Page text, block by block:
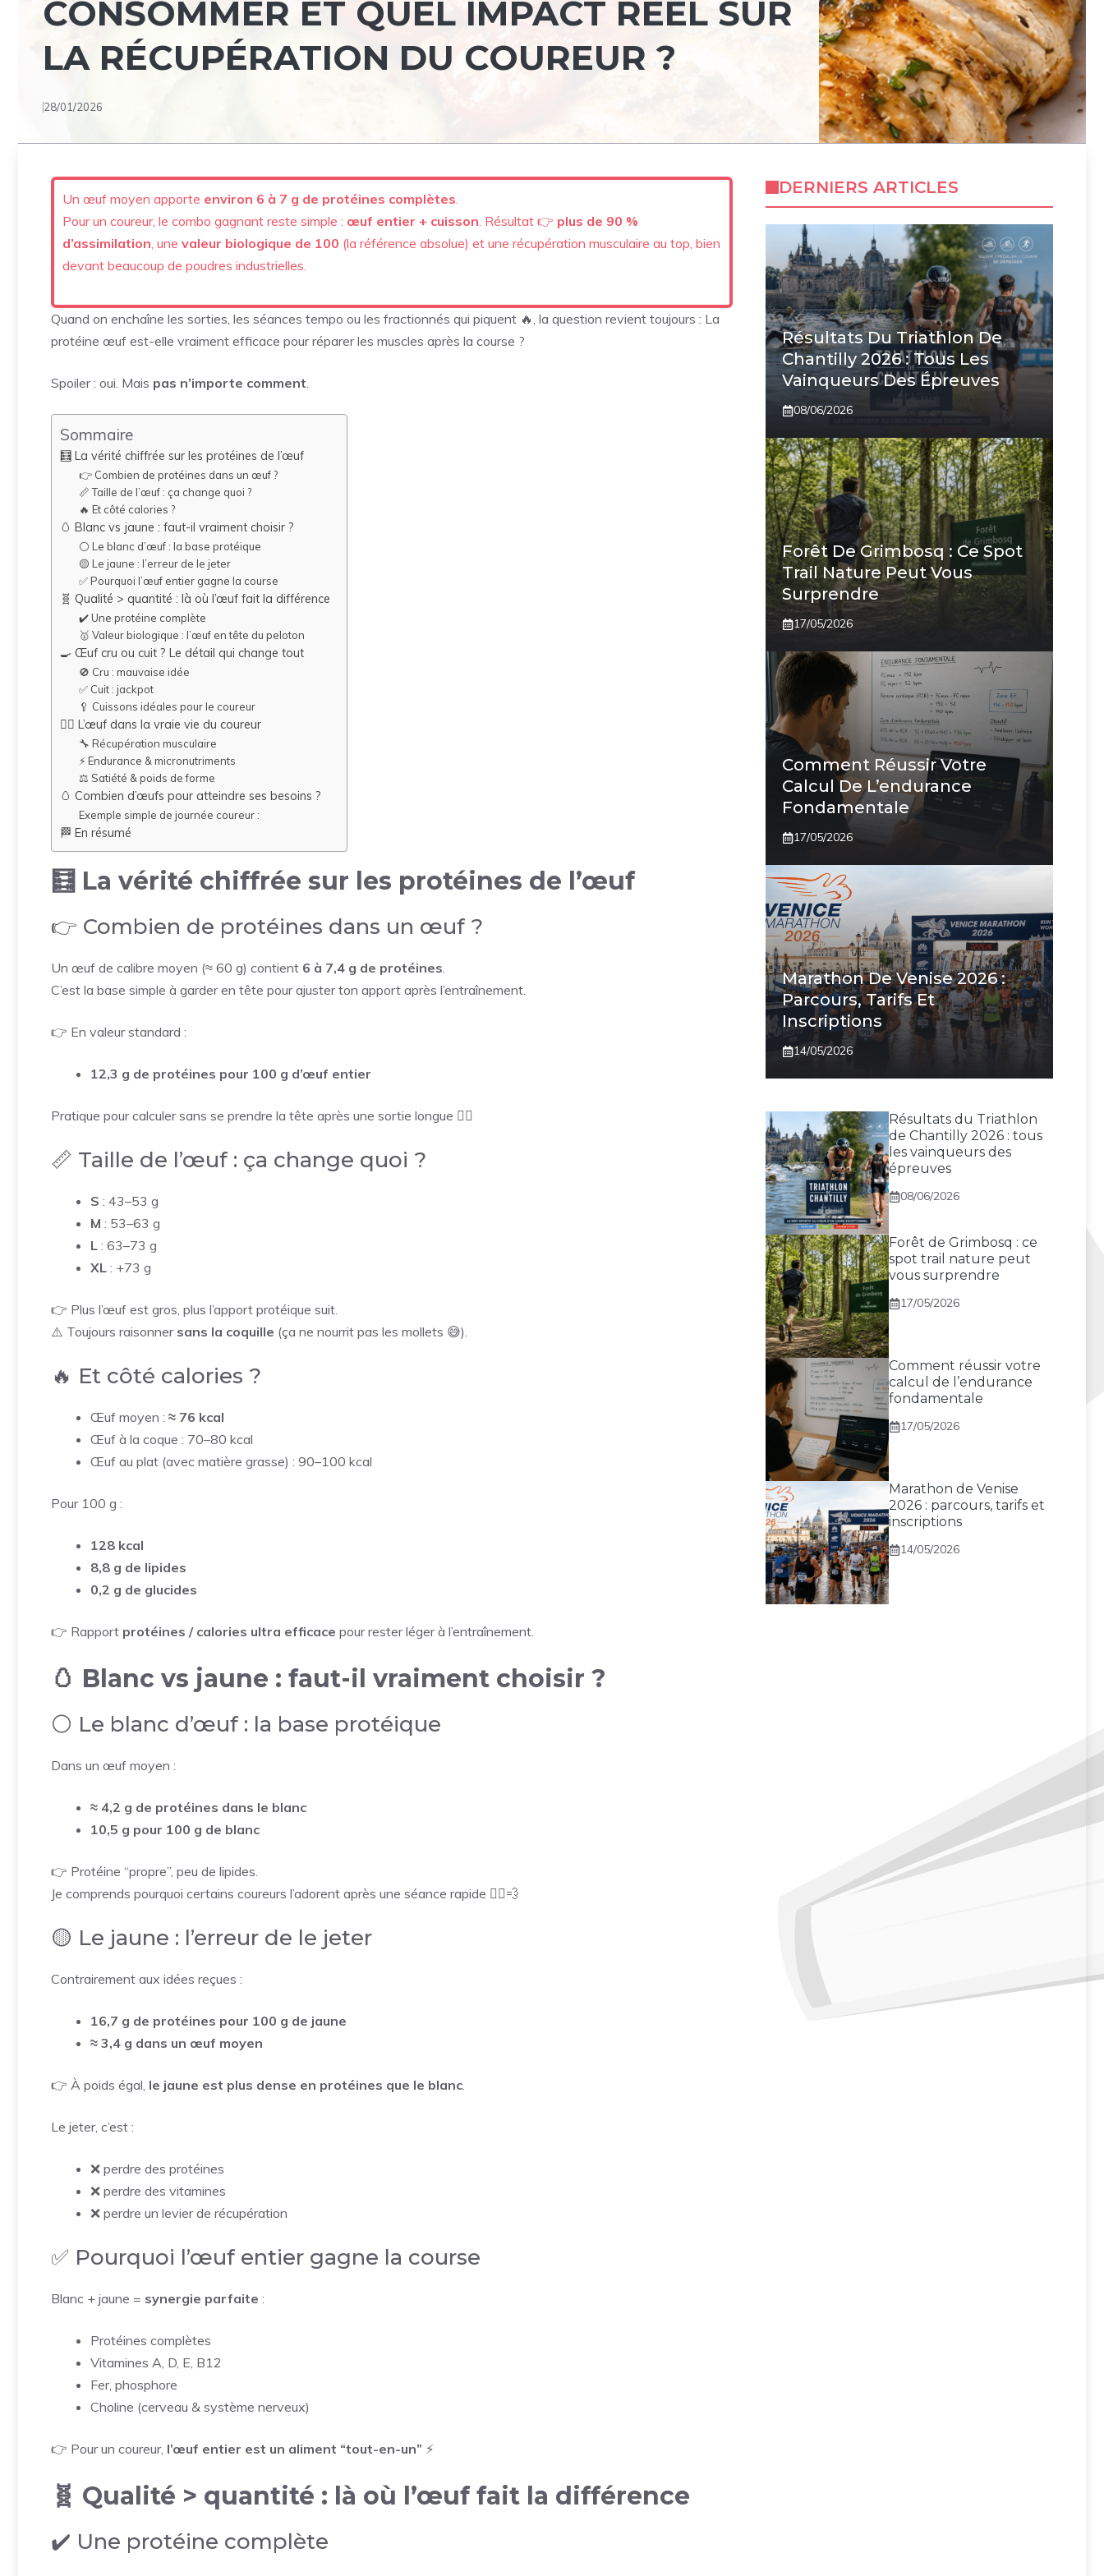
CONSOMMER ET QUEL IMPACT RÉEL SUR
LA RÉCUPÉRATION DU COUREUR ?
28/01/2026
Un œuf moyen apporte environ 6 à 7 g de protéines complètes.
Pour un coureur, le combo gagnant reste simple : œuf entier + cuisson. Résultat 👉 plus de 90 %
d’assimilation, une valeur biologique de 100 (la référence absolue) et une récupération musculaire au top, bien
devant beaucoup de poudres industrielles.
Quand on enchaîne les sorties, les séances tempo ou les fractionnés qui piquent 🔥, la question revient toujours : La
protéine œuf est-elle vraiment efficace pour réparer les muscles après la course ?
Spoiler : oui. Mais pas n’importe comment.
Sommaire
🧮 La vérité chiffrée sur les protéines de l’œuf
👉 Combien de protéines dans un œuf ?
📏 Taille de l’œuf : ça change quoi ?
🔥 Et côté calories ?
🥚 Blanc vs jaune : faut-il vraiment choisir ?
⚪ Le blanc d’œuf : la base protéique
🟡 Le jaune : l’erreur de le jeter
✅ Pourquoi l’œuf entier gagne la course
🧬 Qualité > quantité : là où l’œuf fait la différence
✔️ Une protéine complète
🥇 Valeur biologique : l’œuf en tête du peloton
🍳 Œuf cru ou cuit ? Le détail qui change tout
🚫 Cru : mauvaise idée
✅ Cuit : jackpot
🥄 Cuissons idéales pour le coureur
🏃‍♂️ L’œuf dans la vraie vie du coureur
🔧 Récupération musculaire
⚡ Endurance & micronutriments
⚖️ Satiété & poids de forme
🥚 Combien d’œufs pour atteindre ses besoins ?
Exemple simple de journée coureur :
🏁 En résumé
🧮 La vérité chiffrée sur les protéines de l’œuf
👉 Combien de protéines dans un œuf ?
Un œuf de calibre moyen (≈ 60 g) contient 6 à 7,4 g de protéines.
C’est la base simple à garder en tête pour ajuster ton apport après l’entraînement.
👉 En valeur standard :
12,3 g de protéines pour 100 g d’œuf entier
Pratique pour calculer sans se prendre la tête après une sortie longue 🏃‍♂️
📏 Taille de l’œuf : ça change quoi ?
S : 43–53 g
M : 53–63 g
L : 63–73 g
XL : +73 g
👉 Plus l’œuf est gros, plus l’apport protéique suit.
⚠️ Toujours raisonner sans la coquille (ça ne nourrit pas les mollets 😅).
🔥 Et côté calories ?
Œuf moyen : ≈ 76 kcal
Œuf à la coque : 70–80 kcal
Œuf au plat (avec matière grasse) : 90–100 kcal
Pour 100 g :
128 kcal
8,8 g de lipides
0,2 g de glucides
👉 Rapport protéines / calories ultra efficace pour rester léger à l’entraînement.
🥚 Blanc vs jaune : faut-il vraiment choisir ?
⚪ Le blanc d’œuf : la base protéique
Dans un œuf moyen :
≈ 4,2 g de protéines dans le blanc
10,5 g pour 100 g de blanc
👉 Protéine “propre”, peu de lipides.
Je comprends pourquoi certains coureurs l’adorent après une séance rapide 🏃‍♂️💨
🟡 Le jaune : l’erreur de le jeter
Contrairement aux idées reçues :
16,7 g de protéines pour 100 g de jaune
≈ 3,4 g dans un œuf moyen
👉 À poids égal, le jaune est plus dense en protéines que le blanc.
Le jeter, c’est :
❌ perdre des protéines
❌ perdre des vitamines
❌ perdre un levier de récupération
✅ Pourquoi l’œuf entier gagne la course
Blanc + jaune = synergie parfaite :
Protéines complètes
Vitamines A, D, E, B12
Fer, phosphore
Choline (cerveau & système nerveux)
👉 Pour un coureur, l’œuf entier est un aliment “tout-en-un” ⚡
🧬 Qualité > quantité : là où l’œuf fait la différence
✔️ Une protéine complète
DERNIERS ARTICLES
Résultats Du Triathlon De
Chantilly 2026 : Tous Les
Vainqueurs Des Épreuves
08/06/2026
Forêt De Grimbosq : Ce Spot
Trail Nature Peut Vous
Surprendre
17/05/2026
Comment Réussir Votre
Calcul De L’endurance
Fondamentale
17/05/2026
Marathon De Venise 2026 :
Parcours, Tarifs Et
Inscriptions
14/05/2026
Résultats du Triathlon
de Chantilly 2026 : tous
les vainqueurs des
épreuves
08/06/2026
Forêt de Grimbosq : ce
spot trail nature peut
vous surprendre
17/05/2026
Comment réussir votre
calcul de l’endurance
fondamentale
17/05/2026
Marathon de Venise
2026 : parcours, tarifs et
inscriptions
14/05/2026